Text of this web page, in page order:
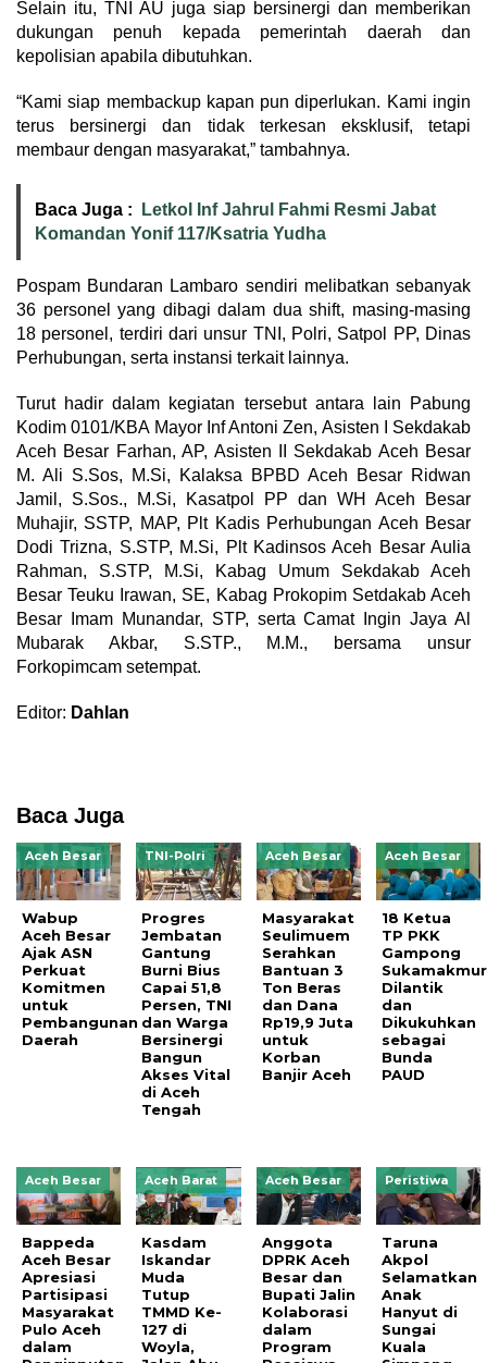
Selain itu, TNI AU juga siap bersinergi dan memberikan
dukungan penuh kepada pemerintah daerah dan
kepolisian apabila dibutuhkan.
“Kami siap membackup kapan pun diperlukan. Kami ingin
terus bersinergi dan tidak terkesan eksklusif, tetapi
membaur dengan masyarakat,” tambahnya.
Baca Juga :
Letkol Inf Jahrul Fahmi Resmi Jabat
Komandan Yonif 117/Ksatria Yudha
Pospam Bundaran Lambaro sendiri melibatkan sebanyak
36 personel yang dibagi dalam dua shift, masing-masing
18 personel, terdiri dari unsur TNI, Polri, Satpol PP, Dinas
Perhubungan, serta instansi terkait lainnya.
Turut hadir dalam kegiatan tersebut antara lain Pabung
Kodim 0101/KBA Mayor Inf Antoni Zen, Asisten I Sekdakab
Aceh Besar Farhan, AP, Asisten II Sekdakab Aceh Besar
M. Ali S.Sos, M.Si, Kalaksa BPBD Aceh Besar Ridwan
Jamil, S.Sos., M.Si, Kasatpol PP dan WH Aceh Besar
Muhajir, SSTP, MAP, Plt Kadis Perhubungan Aceh Besar
Dodi Trizna, S.STP, M.Si, Plt Kadinsos Aceh Besar Aulia
Rahman, S.STP, M.Si, Kabag Umum Sekdakab Aceh
Besar Teuku Irawan, SE, Kabag Prokopim Setdakab Aceh
Besar Imam Munandar, STP, serta Camat Ingin Jaya Al
Mubarak Akbar, S.STP., M.M., bersama unsur
Forkopimcam setempat.
Editor: Dahlan
Baca Juga
Aceh Besar
Wabup
Aceh Besar
Ajak ASN
Perkuat
Komitmen
untuk
Pembangunan
Daerah
TNI-Polri
Progres
Jembatan
Gantung
Burni Bius
Capai 51,8
Persen, TNI
dan Warga
Bersinergi
Bangun
Akses Vital
di Aceh
Tengah
Aceh Besar
Masyarakat
Seulimuem
Serahkan
Bantuan 3
Ton Beras
dan Dana
Rp19,9 Juta
untuk
Korban
Banjir Aceh
Aceh Besar
18 Ketua
TP PKK
Gampong
Sukamakmur
Dilantik
dan
Dikukuhkan
sebagai
Bunda
PAUD
Aceh Besar
Bappeda
Aceh Besar
Apresiasi
Partisipasi
Masyarakat
Pulo Aceh
dalam
Aceh Barat
Kasdam
Iskandar
Muda
Tutup
TMMD Ke-
127 di
Woyla,
Aceh Besar
Anggota
DPRK Aceh
Besar dan
Bupati Jalin
Kolaborasi
dalam
Program
Peristiwa
Taruna
Akpol
Selamatkan
Anak
Hanyut di
Sungai
Kuala